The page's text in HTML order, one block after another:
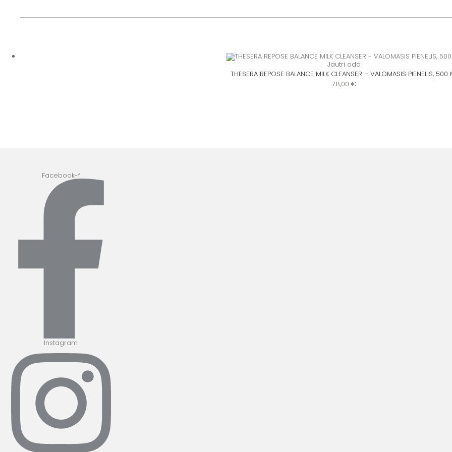
Jautri oda
THESERA REPOSE BALANCE MILK CLEANSER – VALOMASIS PIENELIS, 500
78,00 €
Facebook-f
Instagram